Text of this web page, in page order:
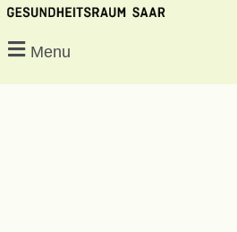
Menu